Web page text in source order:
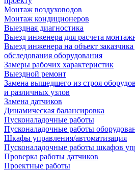
Монтаж воздуховодов
Монтаж кондиционеров
Выездная диагностика
Выезд инженера для расчета
Выезд инженера на объект
обследования оборудования
Замеры рабочих характеристик
Выездной ремонт
Замена вышедшего из строя
и различных узлов
Замена датчиков
Динамическая балансировка
Пусконаладочные работы
Пусконаладочные работы
Шкафы управления/автоматизация
Пусконаладочные работы шкафов
Проверка работы датчиков
Проектные работы